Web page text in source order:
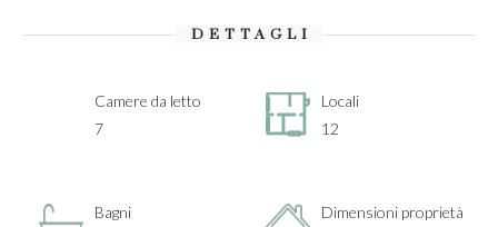
DETTAGLI
Camere da letto
7
Locali
12
Bagni
Dimensioni proprietà